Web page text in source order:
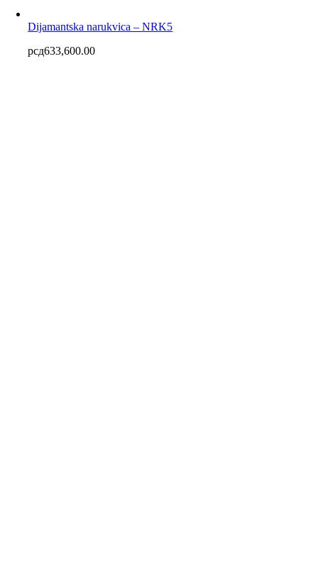
Dijamantska narukvica – NRK5
рсд633,600.00